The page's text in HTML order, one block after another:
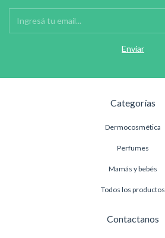
Categorías
Dermocosmética
Perfumes
Mamás y bebés
Todos los productos
Contactanos